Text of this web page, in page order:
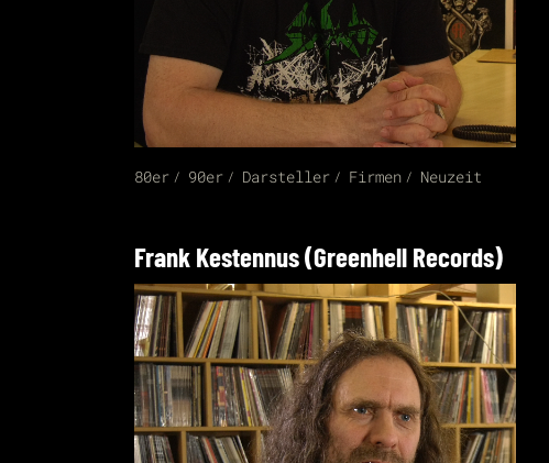
80er 90er Darsteller Firmen Neuzeit
Frank Kestennus (Greenhell Records)